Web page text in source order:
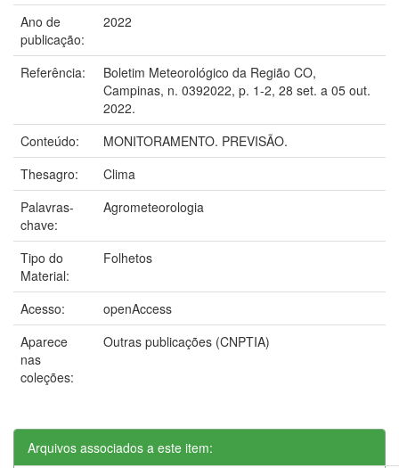
Ano de
publicação:
2022
Referência:
Boletim Meteorológico da Região CO,
Campinas, n. 0392022, p. 1-2, 28 set. a 05 out.
2022.
Conteúdo:
MONITORAMENTO. PREVISÃO.
Thesagro:
Clima
Palavras-
chave:
Agrometeorologia
Tipo do
Material:
Folhetos
Acesso:
openAccess
Aparece
nas
coleções:
Outras publicações (CNPTIA)
Arquivos associados a este item: